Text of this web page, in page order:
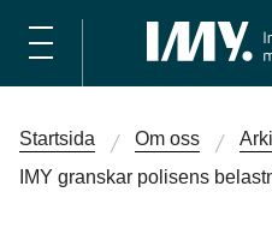
Startsida Om oss
IMY granskar polisens